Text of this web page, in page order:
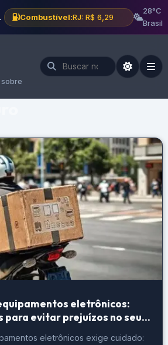
Combustível:RJ: R$ 6,29
28°C
Brasil
sobre
eletrônicos:
para evitar prejuízos no seu
eletrônicos exige cuidado: